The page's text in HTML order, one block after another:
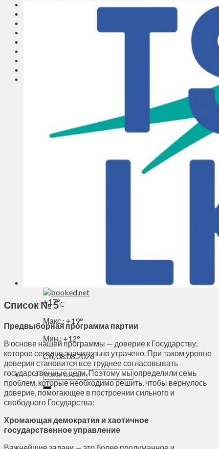
Образование
Здравоохранение
+17°C
Макс.: +19°
Мин.: +12°
Сб, 08.08.2026
Список № 5
Предвыборная программа партии
В основе нашей программы — доверие к Государству,
которое сегодня значительно утрачено. При таком уровне
доверия становится все труднее согласовывать
государственные цели. Поэтому мы определили семь
проблем, которые необходимо решить, чтобы вернулось
доверие, помогающее в построении сильного и
свободного Государства:
Хромающая демократия и хаотичное
государственное управление